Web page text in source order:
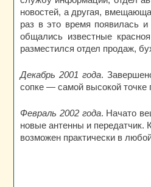
новостей, а другая,
раз в это время появилась
общались известные
разместился отдел продаж,
Декабрь 2001 года.
сопке — самой высокой точке
Февраль 2002 года. Начато
новые антенны и передатчик.
возможен практически в